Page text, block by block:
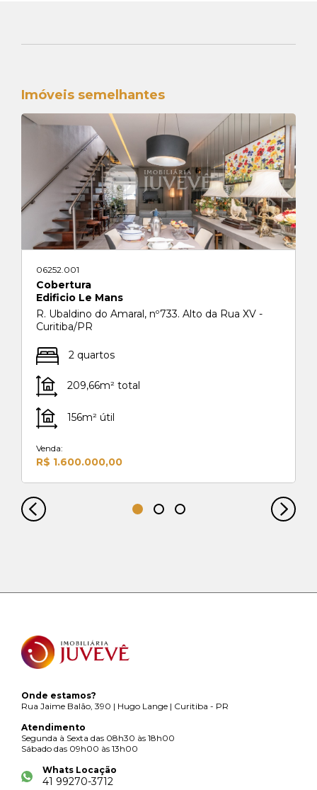
Imóveis semelhantes
06252.001
Cobertura
Edificio Le Mans
R. Ubaldino do Amaral, nº733. Alto da Rua XV -
Curitiba/PR
2 quartos
209,66m² total
156m² útil
Venda:
R$ 1.600.000,00
Onde estamos?
Rua Jaime Balão, 390 | Hugo Lange | Curitiba - PR
Atendimento
Segunda à Sexta das 08h30 às 18h00
Sábado das 09h00 às 13h00
Whats Locação
41 99270-3712